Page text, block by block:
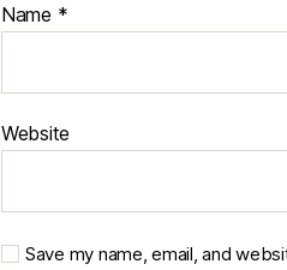
Name *
Website
Save my name, email, and